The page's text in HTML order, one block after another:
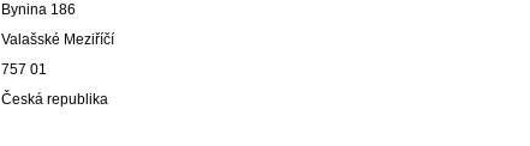
Bynina 186
Valašské Meziříčí
757 01
Česká republika